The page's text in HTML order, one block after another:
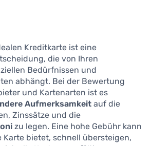
Kreditkarte ist eine
die von Ihren
Bedürfnissen und
abhängt. Bei der Bewertung
und Kartenarten ist es
Aufmerksamkeit auf die
Zinssätze und die
zu legen. Eine hohe Gebühr kann
Karte bietet, schnell übersteigen,